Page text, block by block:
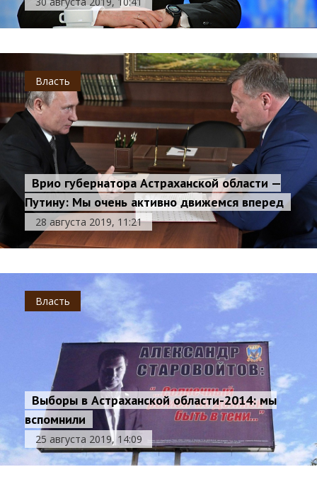
Власть
Врио губернатора Астраханской области —
Путину: Мы очень активно движемся вперед
28 августа 2019, 11:21
Власть
Выборы в Астраханской области-2014: мы
вспомнили
25 августа 2019, 14:09